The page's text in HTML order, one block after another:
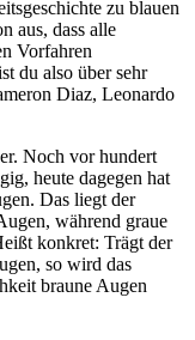
zu blauen
aus, dass alle
Vorfahren
du also über sehr
Diaz, Leonardo
Noch vor hundert
heute dagegen hat
Das liegt der
während graue
konkret: Trägt der
so wird das
braune Augen